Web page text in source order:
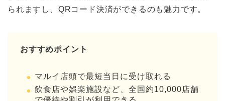
られますし、QRコード決済ができるのも魅力です。
おすすめポイント
マルイ店頭で最短当日に受け取れる
飲食店や娯楽施設など、全国約10,000店舗